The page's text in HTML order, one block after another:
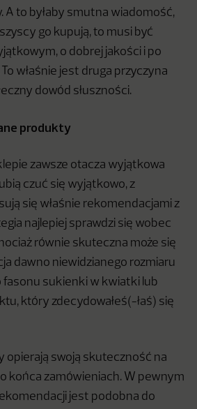
A to byłaby smutna wiadomość,
go kupują, to musi być
o dobrej jakości i po
właśnie jest druga przyczyna
dowód słuszności.
produkty
zawsze otacza wyjątkowa
czuć się wyjątkowo, z
się właśnie rekomendacjami z
najlepiej sprawdzi się wobec
równie skuteczna może się
dawno niewidzianego rozmiaru
fasonu sukienki w kwiatki lub
który zdecydowałeś(-łaś) się
opierają swoją skuteczność na
końca zamówieniach. W pewnym
jest podobna do